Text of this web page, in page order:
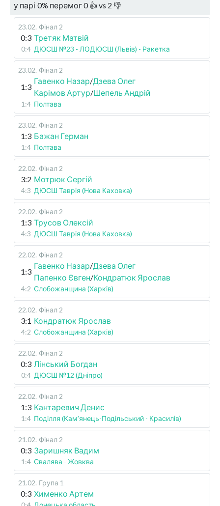
у парі 0% перемог0👍 vs 2 👎
23.02. Фінал 2
0:3 Третяк Матвій
0:4 ДЮСШ №23 - ЛОДЮСШ (Львів) - Ракетка
23.02. Фінал 2
1:3
Гавенко Назар/Дзева Олег
Карімов Артур/Шепель Андрій
1:4 Полтава
23.02. Фінал 2
1:3 Бажан Герман
1:4 Полтава
22.02. Фінал 2
3:2 Мотрюк Сергій
4:3 ДЮСШ Таврія (Нова Каховка)
22.02. Фінал 2
1:3 Трусов Олексій
4:3 ДЮСШ Таврія (Нова Каховка)
22.02. Фінал 2
1:3
Гавенко Назар/Дзева Олег
Папенко Євген/Кондратюк Ярослав
4:2 Слобожанщина (Харків)
22.02. Фінал 2
3:1 Кондратюк Ярослав
4:2 Слобожанщина (Харків)
22.02. Фінал 2
0:3 Лінський Богдан
0:4 ДЮСШ №12 (Дніпро)
22.02. Фінал 2
1:3 Кантаревич Денис
1:4 Поділля (Кам’янець-Подільський - Красилів)
21.02. Фінал 2
0:3 Заришняк Вадим
1:4 Свалява - Жовква
21.02. Група 1
0:3 Хименко Артем